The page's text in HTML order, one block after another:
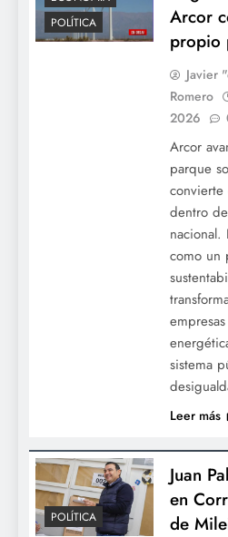
POLÍTICA
Arcor
propio
Javier
Romero
2026
Arcor
parque
dentro
nacional.
como un
sistema
Leer más
POLÍTICA
Juan
en
de